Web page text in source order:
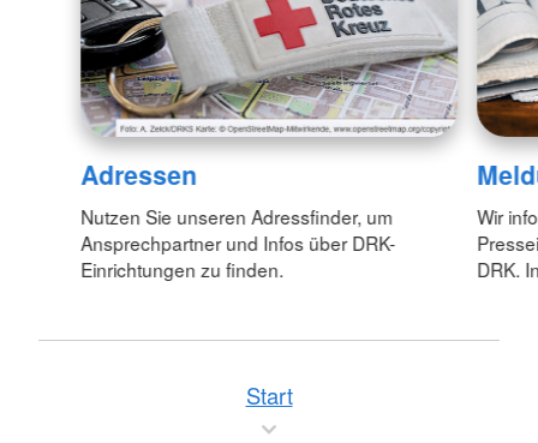
Adressen
Nutzen Sie unseren Adressfinder, um
Ansprechpartner und Infos über DRK-
Einrichtungen zu finden.
Wir
DRK.
Start